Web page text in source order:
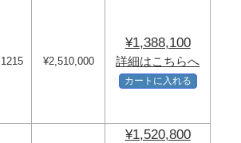
1215 ¥2,510,000
¥1,388,100
詳細はこちらへ
カートに入れる
¥1,520,800